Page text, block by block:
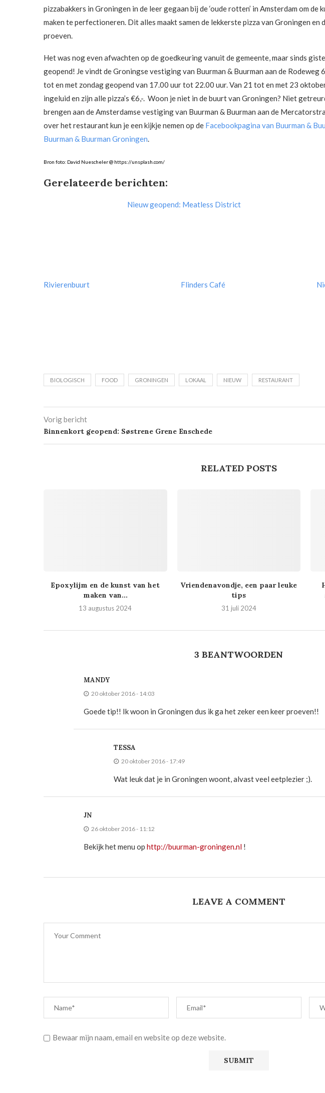
pizzabakkers in Groningen in de leer gegaan bij de ‘oude rotten’ in Amsterdam om de
maken te perfectioneren. Dit alles maakt samen de lekkerste pizza van Groningen en
proeven.
Het was nog even afwachten op de goedkeuring vanuit de gemeente, maar sinds
geopend! Je vindt de Groningse vestiging van Buurman & Buurman aan de Rodeweg
tot en met zondag geopend van 17.00 uur tot 22.00 uur. Van 21 tot en met 23
ingeluid en zijn alle pizza’s €6,-. Woon je niet in de buurt van Groningen? Niet
brengen aan de Amsterdamse vestiging van Buurman & Buurman aan de
over het restaurant kun je een kijkje nemen op de Facebookpagina van Buurman &
Buurman & Buurman Groningen.
Bron foto: David Nuescheler @ https://unsplash.com/
Gerelateerde berichten:
Nieuw geopend: Meatless District
Rivierenbuurt Flinders Café
BIOLOGISCH FOOD GRONINGEN LOKAAL NIEUW RESTAURANT
Vorig bericht
Binnenkort geopend: Søstrene Grene Enschede
RELATED POSTS
Epoxylijm en de kunst van het
maken van...
13 augustus 2024
Vriendenavondje, een paar leuke
tips
31 juli 2024
3 BEANTWOORDEN
MANDY
20 oktober 2016 - 14:03
Goede tip!! Ik woon in Groningen dus ik ga het zeker een keer proeven!!
TESSA
20 oktober 2016 - 17:49
Wat leuk dat je in Groningen woont, alvast veel eetplezier ;).
JN
26 oktober 2016 - 11:12
Bekijk het menu op http://buurman-groningen.nl !
LEAVE A COMMENT
Bewaar mijn naam, email en website op deze website.